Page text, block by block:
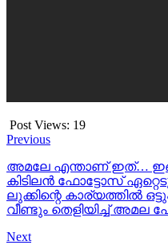
Post Views: 19
Previous
അമലേ എന്താണ് ഇത്…
കിടിലന്‍ ഫോട്ടോസ്
ലുക്കിന്റെ കാര്യത്തില്‍
വീണ്ടും തെളിയിച്ച് അമല
Next